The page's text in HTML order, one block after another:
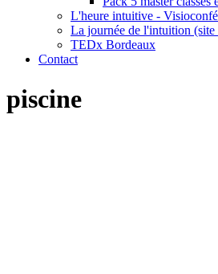
L'heure intuitive -
La journée de l'intuition (site
TEDx Bordeaux
Contact
piscine